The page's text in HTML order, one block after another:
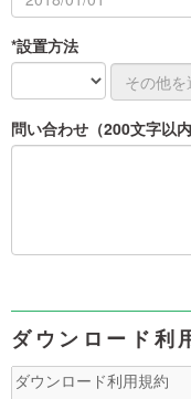
*設置方法
問い合わせ（200文字以内
ダウンロード利